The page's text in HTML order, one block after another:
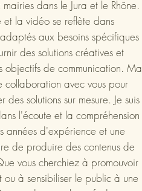
dans le Jura et le Rhône.
la vidéo se reflète dans
aux besoins spécifiques
des solutions créatives et
objectifs de communication. Ma
collaboration avec vous pour
solutions sur mesure. Je suis
l'écoute et la compréhension
années d'expérience et une
de produire des contenus de
vous cherchiez à promouvoir
ou à sensibiliser le public à une